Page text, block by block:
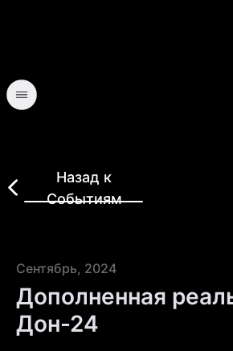
Назад к
Событиям
Сентябрь, 2024
Дополненная
Дон-24